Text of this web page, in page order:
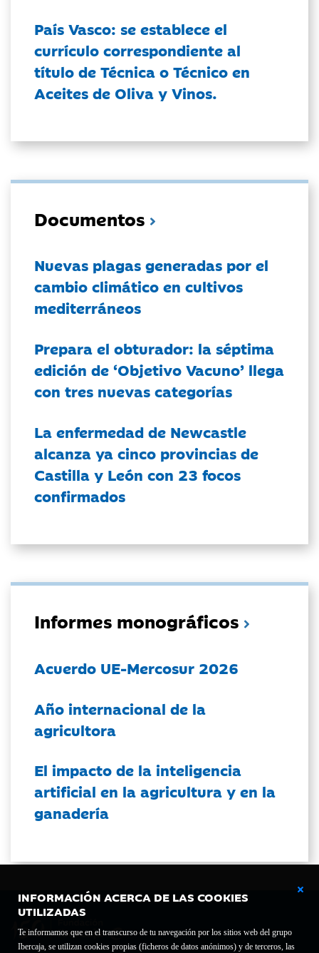
INFORMACIÓN ACERCA DE LAS COOKIES
UTILIZADAS
Te informamos que en el transcurso de tu navegación por los sitios web del grupo
Ibercaja, se utilizan cookies propias (ficheros de datos anónimos) y de terceros, las
País Vasco: se establece el
currículo correspondiente al
título de Técnica o Técnico en
Aceites de Oliva y Vinos.
Documentos
Nuevas plagas generadas por el
cambio climático en cultivos
mediterráneos
Prepara el obturador: la séptima
edición de ‘Objetivo Vacuno’ llega
con tres nuevas categorías
La enfermedad de Newcastle
alcanza ya cinco provincias de
Castilla y León con 23 focos
confirmados
Informes monográficos
Acuerdo UE-Mercosur 2026
Año internacional de la
agricultora
El impacto de la inteligencia
artificial en la agricultura y en la
ganadería